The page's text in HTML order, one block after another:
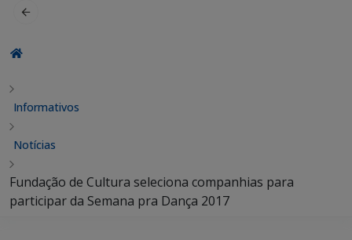
Informativos
Notícias
Fundação de Cultura seleciona companhias para
participar da Semana pra Dança 2017